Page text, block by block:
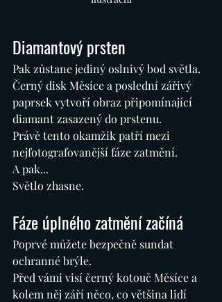
Diamantový prsten
Pak zůstane jediný oslnivý bod světla.
Černý disk Měsíce a poslední zářivý
paprsek vytvoří obraz připomínající
diamant zasazený do prstenu.
Právě tento okamžik patří mezi
nejfotografovanější fáze zatmění.
A pak...
Světlo zhasne.
Fáze úplného zatmění začíná
Poprvé můžete bezpečně sundat
ochranné brýle.
Před vámi visí černý kotouč Měsíce a
kolem něj září něco, co většina lidí